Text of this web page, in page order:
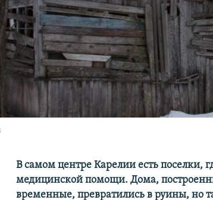
В самом центре Карелии есть поселки,
медицинской помощи. Дома,
временные, превратились в руины, но